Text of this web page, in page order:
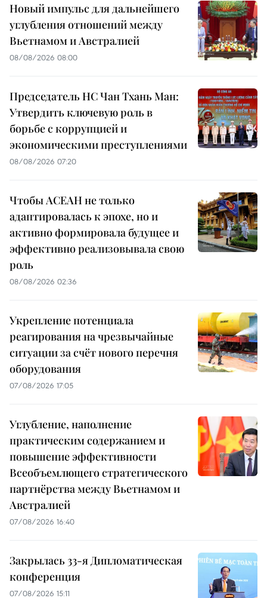
Новый импульс для дальнейшего
углубления отношений между
Вьетнамом и Австралией
08/08/2026 08:00
Председатель НС Чан Тхань Ман:
Утвердить ключевую роль в
борьбе с коррупцией и
экономическими преступлениями
08/08/2026 07:20
Чтобы АСЕАН не только
адаптировалась к эпохе, но и
активно формировала будущее и
эффективно реализовывала свою
роль
08/08/2026 02:36
Укрепление потенциала
реагирования на чрезвычайные
ситуации за счёт нового перечня
оборудования
07/08/2026 17:05
Углубление, наполнение
практическим содержанием и
повышение эффективности
Всеобъемлющего стратегического
партнёрства между Вьетнамом и
Австралией
07/08/2026 16:40
Закрылась 33-я Дипломатическая
конференция
07/08/2026 15:11